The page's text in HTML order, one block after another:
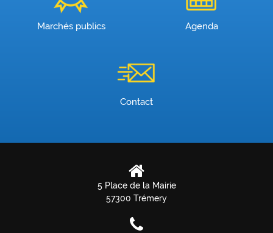
Marchés publics Agenda
Contact
5 Place de la Mairie
57300 Trémery